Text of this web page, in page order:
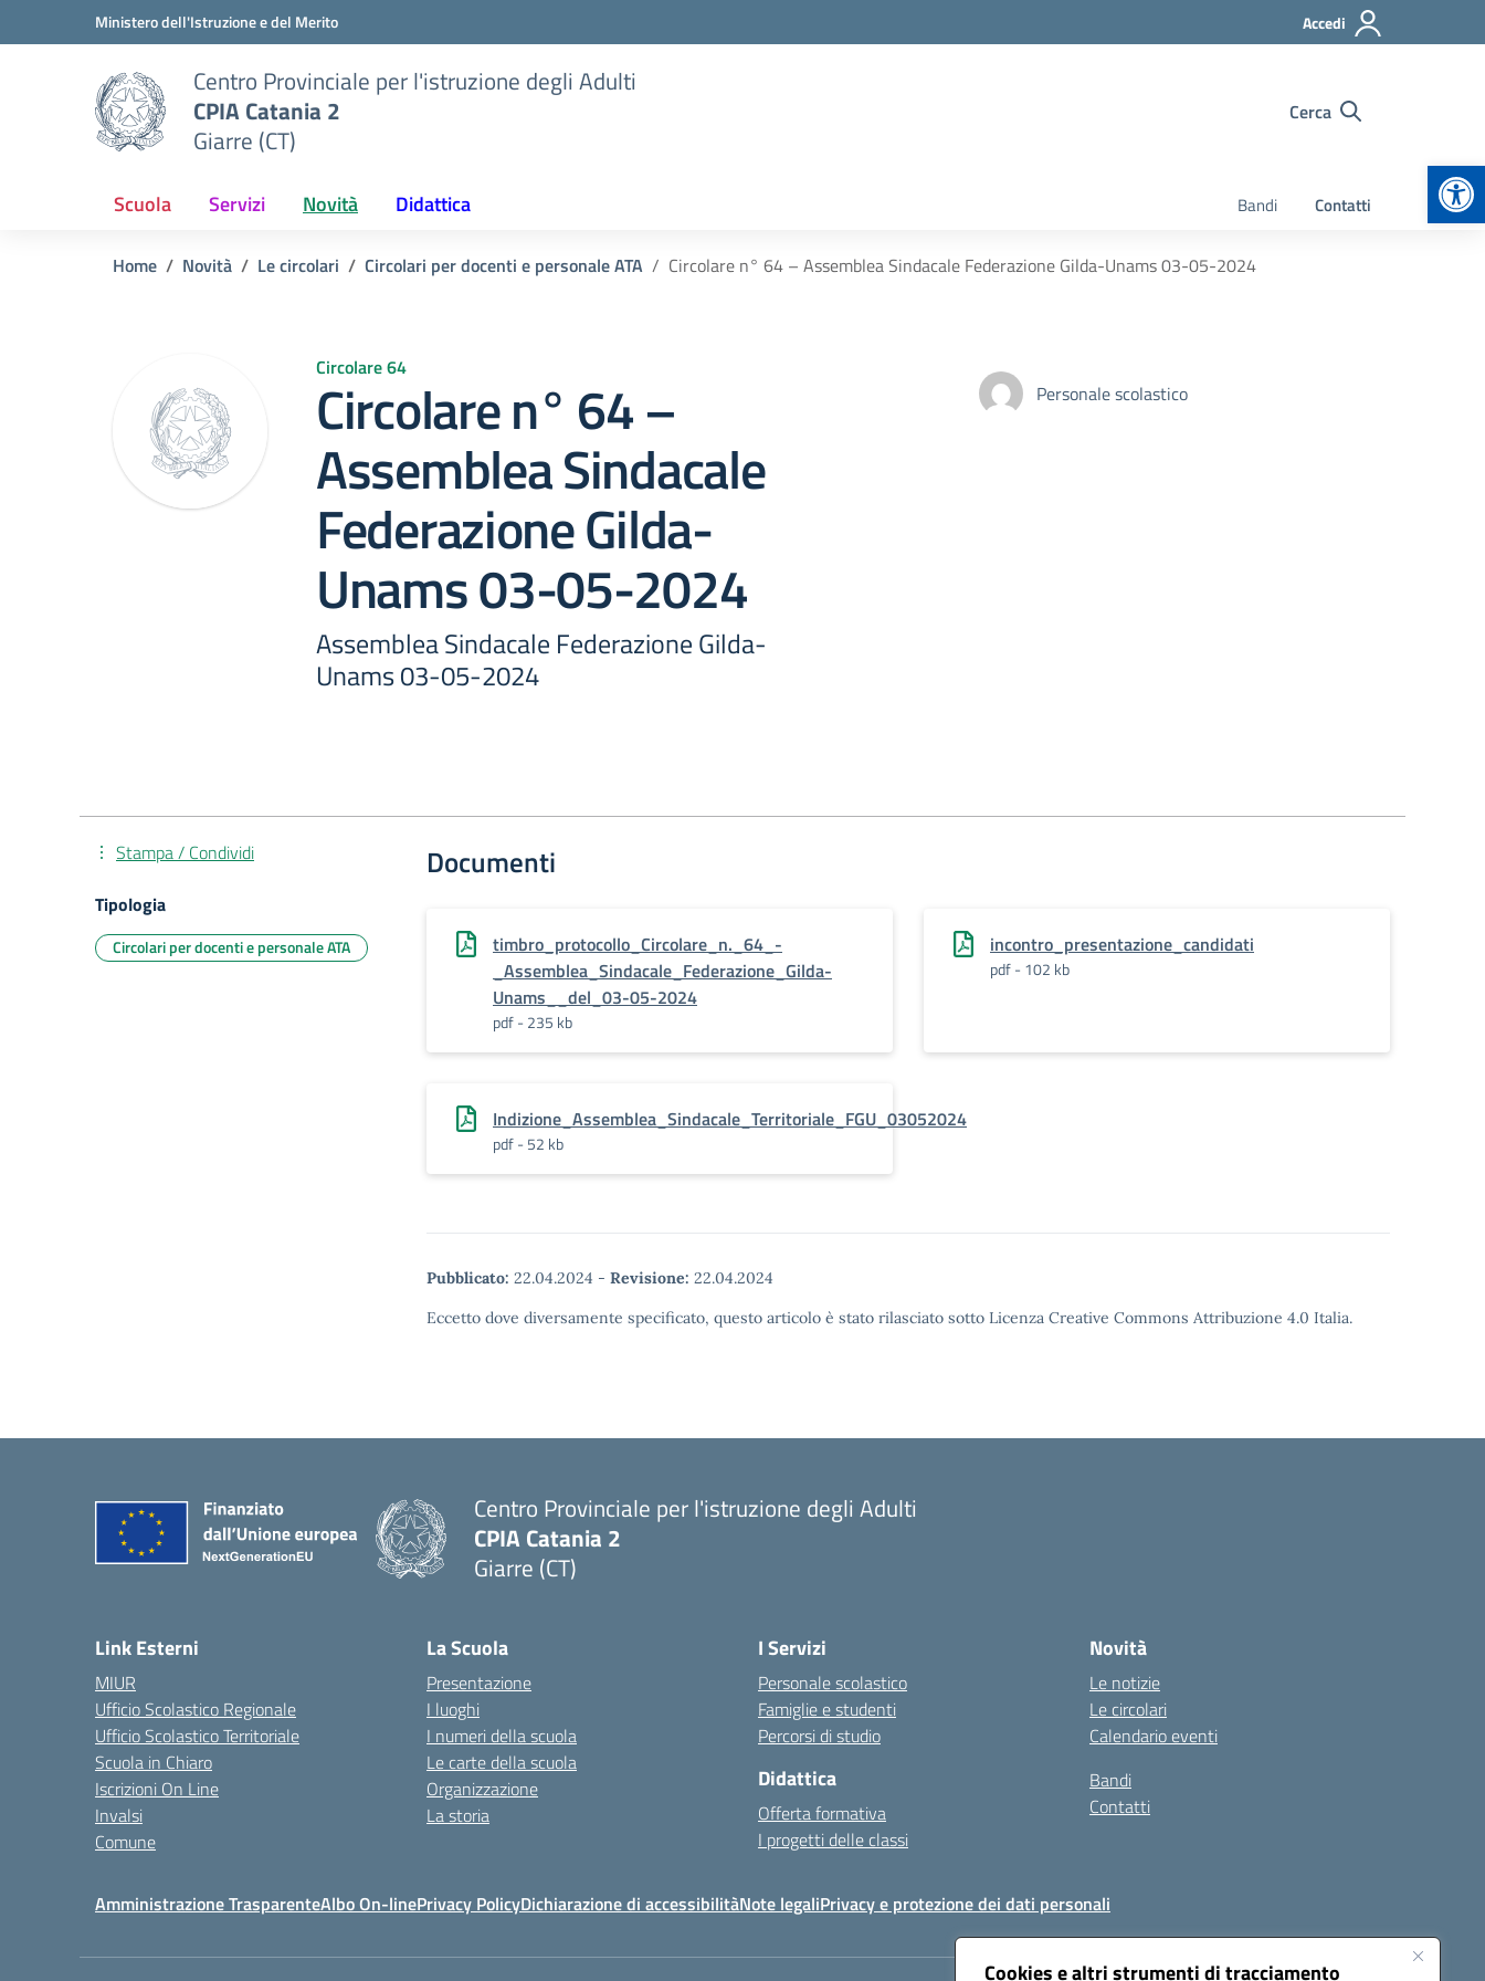
Cookies e altri strumenti di tracciamento
Vai ai contenuti
Vai al menu di navigazioneMinistero dell'Istruzione e del Merito Accedi
Centro Provinciale per l'istruzione degli Adulti
CPIA Catania 2
Giarre (CT)
Cerca
Scuola Servizi Novità Didattica Bandi Contatti
Home Novità Le circolari Circolari per docenti e personale ATA Circolare n° 64 – Assemblea Sindacale Federazione Gilda-Unams 03-05-2024
Circolare 64
Circolare n° 64 –
Assemblea Sindacale
Federazione Gilda-
Unams 03-05-2024
Assemblea Sindacale Federazione Gilda-
Unams 03-05-2024
Personale scolastico
Documenti
timbro_protocollo_Circolare_n._64_-
_Assemblea_Sindacale_Federazione_Gilda-
Unams__del_03-05-2024
pdf - 235 kb
incontro_presentazione_candidati
pdf - 102 kb
Indizione_Assemblea_Sindacale_Territoriale_FGU_03052024
pdf - 52 kb
Pubblicato: 22.04.2024 - Revisione: 22.04.2024
Eccetto dove diversamente specificato, questo articolo è stato rilasciato sotto Licenza Creative Commons Attribuzione 4.0 Italia.
Stampa / Condividi
Tipologia
Circolari per docenti e personale ATA
Centro Provinciale per l'istruzione degli Adulti
CPIA Catania 2
Giarre (CT)
Link Esterni
MIUR
Ufficio Scolastico Regionale
Ufficio Scolastico Territoriale
Scuola in Chiaro
Iscrizioni On Line
Invalsi
Comune
La Scuola
Presentazione
I luoghi
I numeri della scuola
Le carte della scuola
Organizzazione
La storia
I Servizi
Personale scolastico
Famiglie e studenti
Percorsi di studio
Didattica
Offerta formativa
I progetti delle classi
Novità
Le notizie
Le circolari
Calendario eventi
Bandi
Contatti
Amministrazione TrasparenteAlbo On-linePrivacy PolicyDichiarazione di accessibilitàNote legaliPrivacy e protezione dei dati personali